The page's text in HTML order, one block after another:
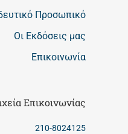
Προσωπικό
Οι Εκδόσεις μας
Επικοινωνία
Επικοινωνίας
210-8024125